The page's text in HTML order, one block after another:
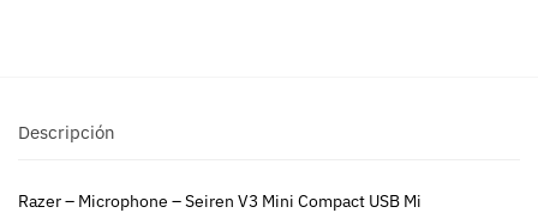
Descripción
Razer – Microphone – Seiren V3 Mini Compact USB Mi